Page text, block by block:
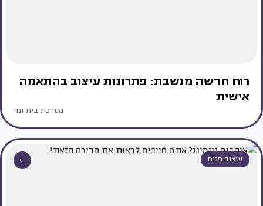
רוח חדשה מנשבת: פתרונות עיצוב בהתאמה
אישית
מערכת בית ונוי
עיצוב פנים